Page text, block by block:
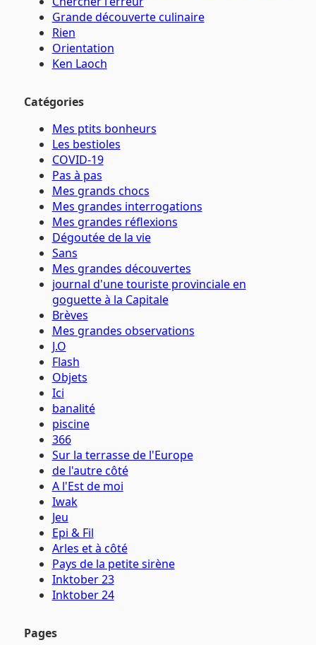
Grande découverte culinaire
Rien
Orientation
Ken Laoch
Catégories
Mes ptits bonheurs
Les bestioles
COVID-19
Pas à pas
Mes grands chocs
Mes grandes interrogations
Mes grandes réflexions
Dégoutée de la vie
Sans
Mes grandes découvertes
journal d'une touriste provinciale en
goguette à la Capitale
Brèves
Mes grandes observations
J.O
Flash
Objets
Ici
banalité
piscine
366
Sur la terrasse de l'Europe
de l'autre côté
A l'Est de moi
Iwak
Jeu
Epi & Fil
Arles et à côté
Pays de la petite sirène
Inktober 23
Inktober 24
Pages